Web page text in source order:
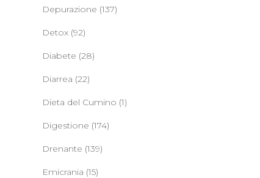
Depurazione (137)
Detox (92)
Diabete (28)
Diarrea (22)
Dieta del Cumino (1)
Digestione (174)
Drenante (139)
Emicrania (15)